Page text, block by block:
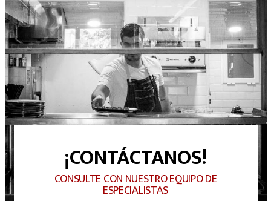
¡CONTÁCTANOS!
CONSULTE CON NUESTRO EQUIPO DE
ESPECIALISTAS